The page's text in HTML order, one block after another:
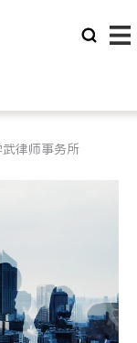
武律师事务所